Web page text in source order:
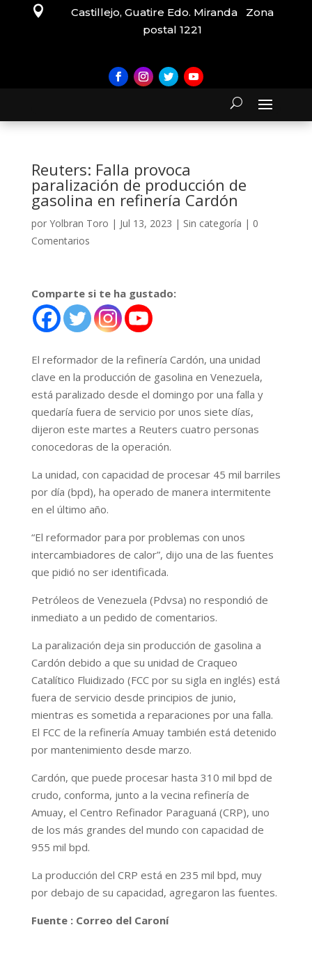

Castillejo, Guatire Edo. Miranda Zona
postal 1221
Reuters: Falla provoca
paralización de producción de
gasolina en refinería Cardón
por Yolbran Toro | Jul 13, 2023 | Sin categoría | 0
Comentarios
Comparte si te ha gustado:
El reformador de la refinería Cardón, una unidad
clave en la producción de gasolina en Venezuela,
está paralizado desde el domingo por una falla y
quedaría fuera de servicio por unos siete días,
dijeron este martes a Reuters cuatro personas
conocedoras de la operación.
La unidad, con capacidad de procesar 45 mil barriles
por día (bpd), ha operado de manera intermitente
en el último año.
“El reformador para por problemas con unos
intercambiadores de calor”, dijo una de las fuentes
que pidió no ser identificada.
Petróleos de Venezuela (Pdvsa) no respondió de
inmediato a un pedido de comentarios.
La paralización deja sin producción de gasolina a
Cardón debido a que su unidad de Craqueo
Catalítico Fluidizado (FCC por su sigla en inglés) está
fuera de servicio desde principios de junio,
mientras es sometida a reparaciones por una falla.
El FCC de la refinería Amuay también está detenido
por mantenimiento desde marzo.
Cardón, que puede procesar hasta 310 mil bpd de
crudo, conforma, junto a la vecina refinería de
Amuay, el Centro Refinador Paraguaná (CRP), uno
de los más grandes del mundo con capacidad de
955 mil bpd.
La producción del CRP está en 235 mil bpd, muy
por debajo de su capacidad, agregaron las fuentes.
Fuente : Correo del Caroní